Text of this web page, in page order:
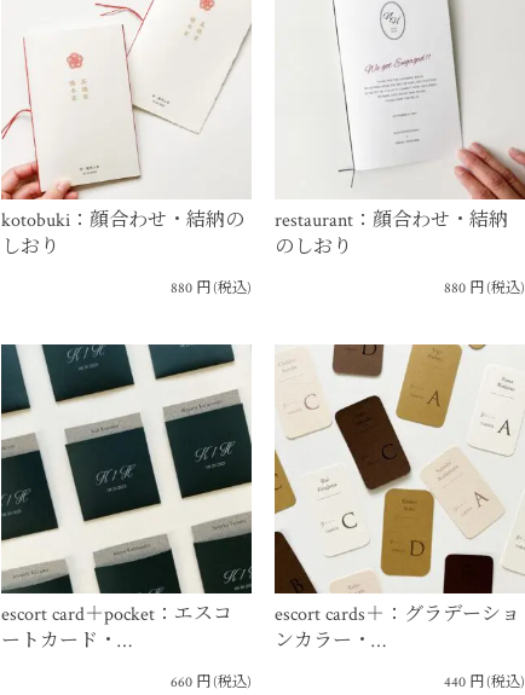
kotobuki：顔合わせ・結納の
しおり
880 円(税込)
restaurant：顔合わせ・結納
のしおり
880 円(税込)
escort card＋pocket：エスコ
ートカード・…
660 円(税込)
escort cards＋：グラデーショ
ンカラー・…
440 円(税込)